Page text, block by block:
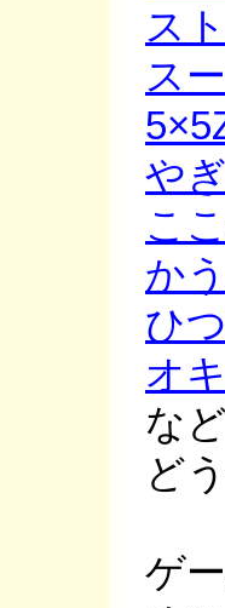
ス
ス
や
こ
か
ひ
オ
な
ど
ゲ